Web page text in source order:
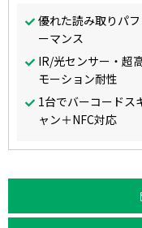
優れた読み取りパ
ーマンス
IR/光センサー・超
モーション耐性
1台でバーコードス
ャン＋NFC対応